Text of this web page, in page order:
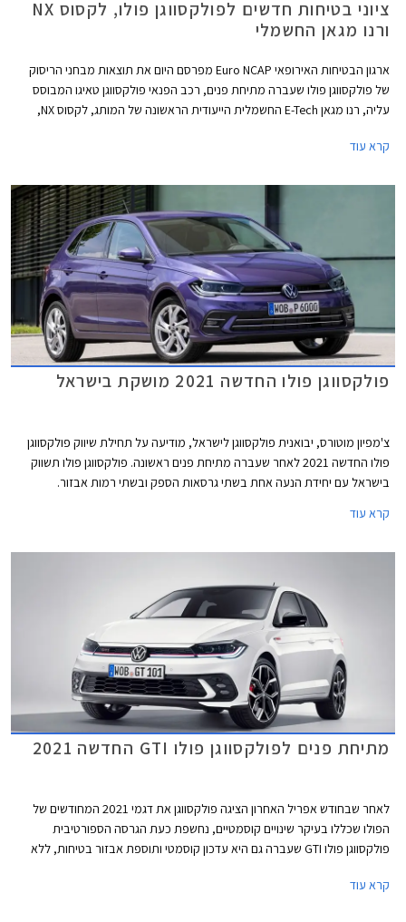
ציוני בטיחות חדשים לפולקסווגן פולו, לקסוס NX
ורנו מגאן החשמלי
ארגון הבטיחות האירופאי Euro NCAP מפרסם היום את תוצאות מבחני הריסוק
של פולקסווגן פולו שעברה מתיחת פנים, רכב הפנאי פולקסווגן טאיגו המבוסס
עליה, רנו מגאן E-Tech החשמלית הייעודית הראשונה של המותג, לקסוס NX,
קרא עוד
פולקסווגן פולו החדשה 2021 מושקת בישראל
צ'מפיון מוטורס, יבואנית פולקסווגן לישראל, מודיעה על תחילת שיווק פולקסווגן
פולו החדשה 2021 לאחר שעברה מתיחת פנים ראשונה. פולקסווגן פולו תשווק
בישראל עם יחידת הנעה אחת בשתי גרסאות הספק ובשתי רמות אבזור.
קרא עוד
מתיחת פנים לפולקסווגן פולו GTI החדשה 2021
לאחר שבחודש אפריל האחרון הציגה פולקסווגן את דגמי 2021 המחודשים של
הפולו שכללו בעיקר שינויים קוסמטיים, נחשפת כעת הגרסה הספורטיבית
פולקסווגן פולו GTI שעברה גם היא עדכון קוסמטי ותוספת אבזור בטיחות, ללא
קרא עוד